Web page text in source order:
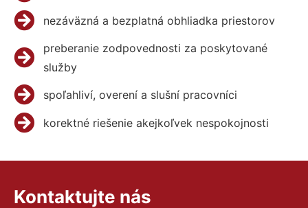
nezáväzná a bezplatná obhliadka priestorov
preberanie zodpovednosti za poskytované
služby
spoľahliví, overení a slušní pracovníci
korektné riešenie akejkoľvek nespokojnosti
Kontaktujte nás